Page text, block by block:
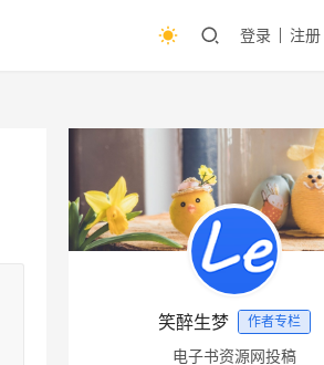
登录 注册
笑醉生梦 作者专栏
电子书资源网投稿